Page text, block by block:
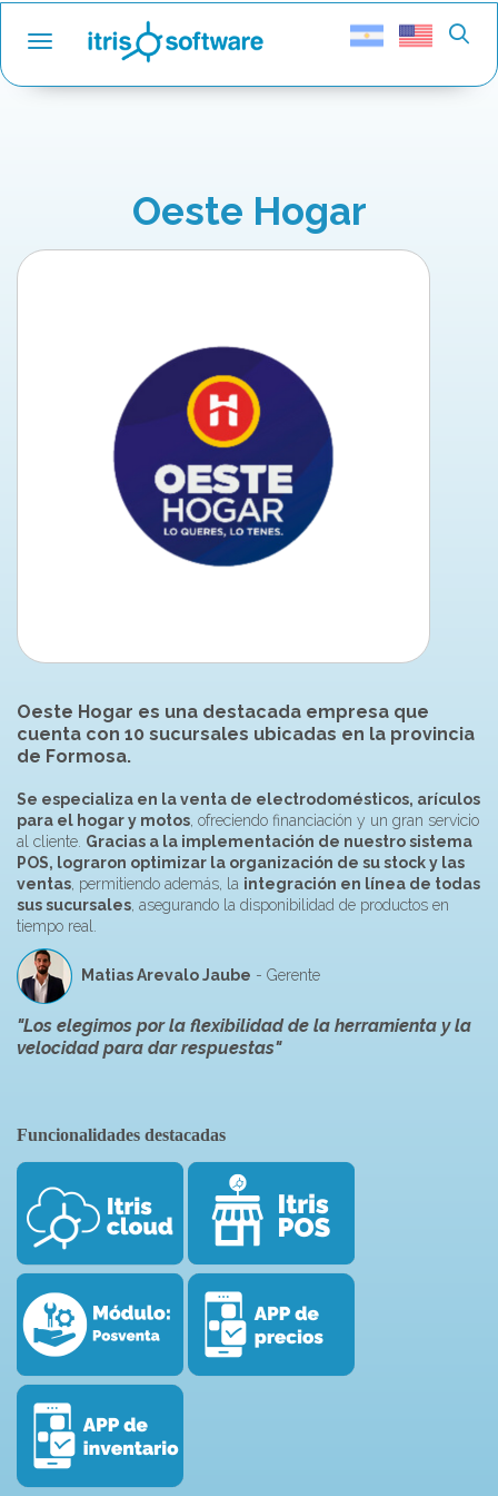
Toggle navigation
Oeste Hogar
Oeste Hogar es una destacada empresa que
cuenta con 10 sucursales ubicadas en la provincia
de Formosa.
Se especializa en la venta de electrodomésticos, arículos
para el hogar y motos , ofreciendo financiación y un gran servicio
al cliente. Gracias a la implementación de nuestro sistema
POS, lograron optimizar la organización de su stock y las
ventas , permitiendo además, la integración en línea de todas
sus sucursales , asegurando la disponibilidad de productos en
tiempo real.
Matias Arevalo Jaube - Gerente
"Los elegimos por la flexibilidad de la herramienta y la
velocidad para dar respuestas"
Funcionalidades destacadas